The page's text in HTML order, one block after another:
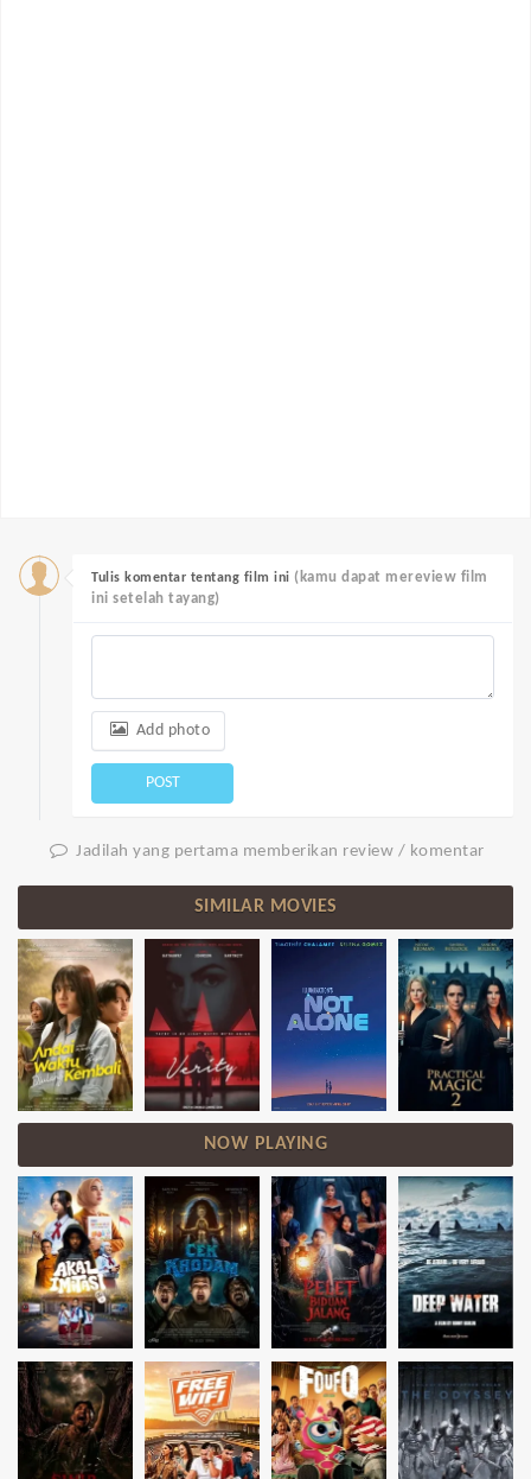
Tulis komentar tentang film ini (kamu dapat mereview film
ini setelah tayang)
Add photo
POST
Jadilah yang pertama memberikan review / komentar
SIMILAR MOVIES
NOW PLAYING